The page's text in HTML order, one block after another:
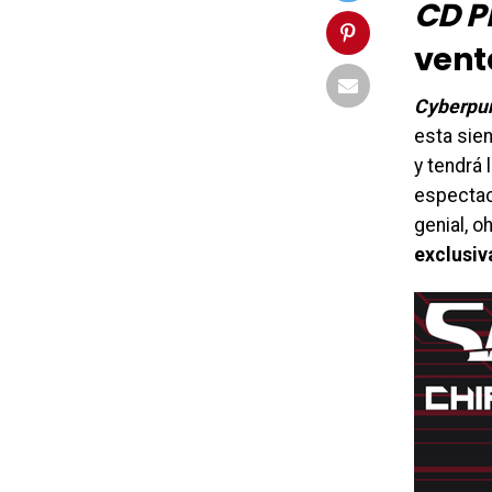
CD
esta
y tendrá
genial,